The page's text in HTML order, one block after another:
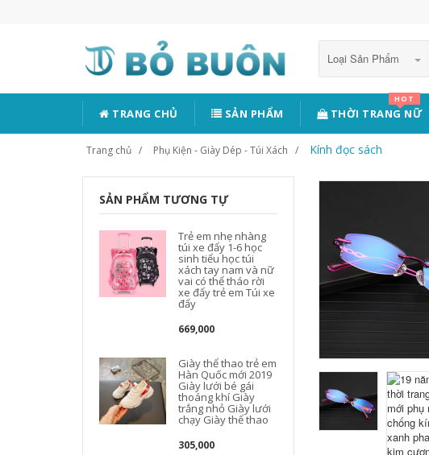
Loại Sản Phẩm
TRANG CHỦ SẢN PHẨM THỜI TRANG NỮ
HOT
Trang chủ Phụ Kiện - Giày Dép - Túi Xách Kính đọc sách
SẢN PHẨM TƯƠNG TỰ
Trẻ em nhẹ nhàng
túi xe đẩy 1-6 học
sinh tiểu học túi
xách tay nam và nữ
vai có thể tháo rời
xe đẩy trẻ em Túi xe
đẩy
669,000
Giày thể thao trẻ em
Hàn Quốc mới 2019
Giày lưới bé gái
thoáng khí Giày
trắng nhỏ Giày lưới
chạy Giày thể thao
305,000